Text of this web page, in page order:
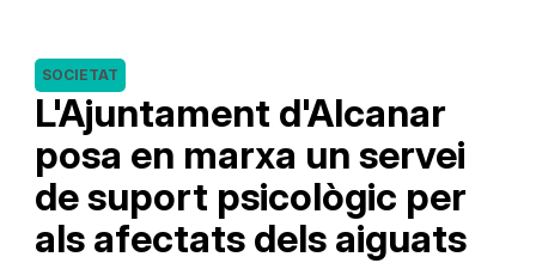
L'Ajuntament d'Alcanar
posa en marxa un servei
de suport psicològic per
als afectats dels aiguats
SOCIETAT